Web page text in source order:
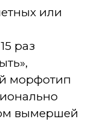
или
раз
морфотип
вымершей